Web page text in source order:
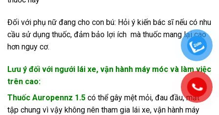
Đối với phụ nữ đang cho con bú: Hỏi ý kiến bác sĩ nếu có nhu
cầu sử dụng thuốc, đảm bảo lợi ích mà thuốc mang lại cao
hơn nguy cơ.
Lưu ý đối với ngưới lái xe, vận hành máy móc và làm việc
trên cao:
Thuốc Auropennz 1.5 có thể gây mệt mỏi, đau đầu, mất
tập chung vì vậy không nên tham gia lái xe, vận hành máy